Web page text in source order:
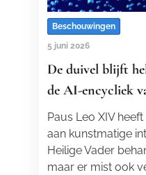
Beschouwingen
5 juni 2026
De duivel blijft
de AI-encycliek
Paus Leo XIV
aan kunstmatige
Heilige Vader
maar er mist ook